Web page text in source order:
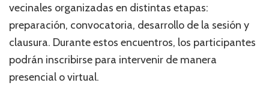
vecinales organizadas en distintas etapas:
preparación, convocatoria, desarrollo de la sesión y
clausura. Durante estos encuentros, los participantes
podrán inscribirse para intervenir de manera
presencial o virtual.